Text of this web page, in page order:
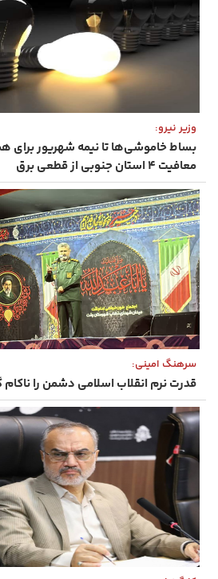
وزیر نیرو:
بساط خاموشی‌ها تا نیمه شهریور
معافیت ۴ استان جنوبی از قطعی برق
سرهنگ امینی:
قدرت نرم انقلاب اسلامی دشمن را